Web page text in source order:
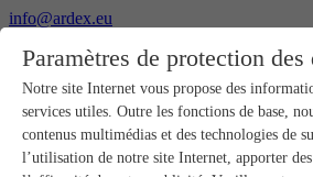
info@ardex.eu
Français
Produits
Aperçu des produits
Paramètres de protection des
Notre site Internet vous propose des
services utiles. Outre les fonctions de base,
contenus multimédias et des technologies de
l’utilisation de notre site Internet, apporter